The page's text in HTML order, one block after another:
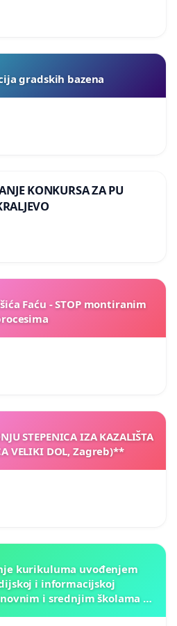
gradskih bazena
KONKURSA ZA PU
Faću - STOP montiranim
STEPENICA IZA KAZALIŠTA
VELIKI DOL, Zagreb)**
kurikuluma uvođenjem
i informacijskoj
i srednjim školama u